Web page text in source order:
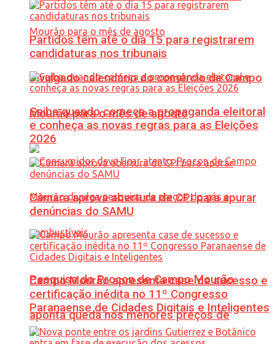
Divulgado calendário do comércio de Campo
Mourão para o mês de agosto
Pesquisa do Procon de Campo Mourão
aponta queda nos menores preços de
Partidos têm até o dia 15 para registrarem
candidaturas nos tribunais
Saiba quando começa a propaganda eleitoral
e conheça as novas regras para as Eleições
2026
Câmara aprova abertura de CPI para apurar
denúncias do SAMU
Campo Mourão apresenta case de sucesso e
certificação inédita no 11º Congresso
Paranaense de Cidades Digitais e Inteligentes